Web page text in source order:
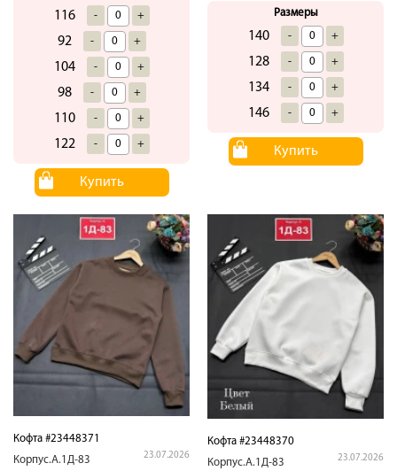
116 - +
92 - +
104 - +
98 - +
110 - +
122 - +
Купить
Размеры
140 - +
128 - +
134 - +
146 - +
Купить
Кофта #23448371
Корпус.А.1Д-83
23.07.2026
Кофта #23448370
Корпус.А.1Д-83
23.07.2026